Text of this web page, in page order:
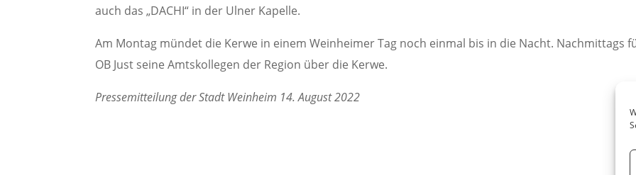
auch das „DACHI“ in der Ulner Kapelle.
Am Montag mündet die Kerwe in einem Weinheimer Tag noch einmal bis in die Nacht. Nachmittags
OB Just seine Amtskollegen der Region über die Kerwe.
Pressemitteilung der Stadt Weinheim 14. August 2022